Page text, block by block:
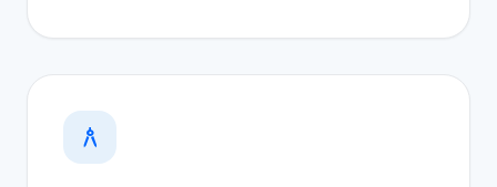
architecture